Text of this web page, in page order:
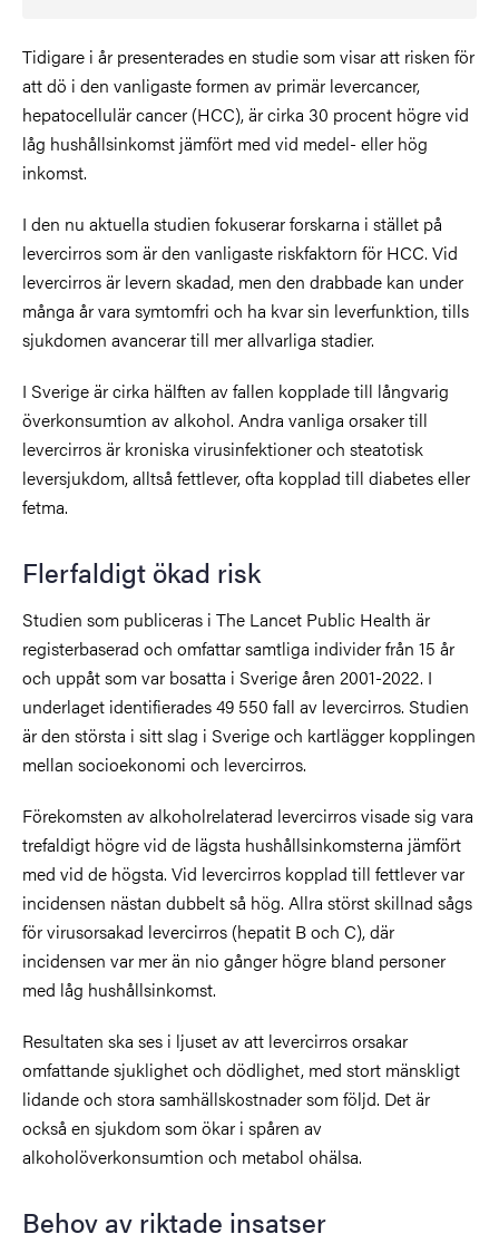
Tidigare i år presenterades en studie som visar att risken för
att dö i den vanligaste formen av primär levercancer,
hepatocellulär cancer (HCC), är cirka 30 procent högre vid
låg hushållsinkomst jämfört med vid medel- eller hög
inkomst.
I den nu aktuella studien fokuserar forskarna i stället på
levercirros som är den vanligaste riskfaktorn för HCC. Vid
levercirros är levern skadad, men den drabbade kan under
många år vara symtomfri och ha kvar sin leverfunktion, tills
sjukdomen avancerar till mer allvarliga stadier.
I Sverige är cirka hälften av fallen kopplade till långvarig
överkonsumtion av alkohol. Andra vanliga orsaker till
levercirros är kroniska virusinfektioner och steatotisk
leversjukdom, alltså fettlever, ofta kopplad till diabetes eller
fetma.
Flerfaldigt ökad risk
Studien som publiceras i The Lancet Public Health är
registerbaserad och omfattar samtliga individer från 15 år
och uppåt som var bosatta i Sverige åren 2001-2022. I
underlaget identifierades 49 550 fall av levercirros. Studien
är den största i sitt slag i Sverige och kartlägger kopplingen
mellan socioekonomi och levercirros.
Förekomsten av alkoholrelaterad levercirros visade sig vara
trefaldigt högre vid de lägsta hushållsinkomsterna jämfört
med vid de högsta. Vid levercirros kopplad till fettlever var
incidensen nästan dubbelt så hög. Allra störst skillnad sågs
för virusorsakad levercirros (hepatit B och C), där
incidensen var mer än nio gånger högre bland personer
med låg hushållsinkomst.
Resultaten ska ses i ljuset av att levercirros orsakar
omfattande sjuklighet och dödlighet, med stort mänskligt
lidande och stora samhällskostnader som följd. Det är
också en sjukdom som ökar i spåren av
alkoholöverkonsumtion och metabol ohälsa.
Behov av riktade insatser